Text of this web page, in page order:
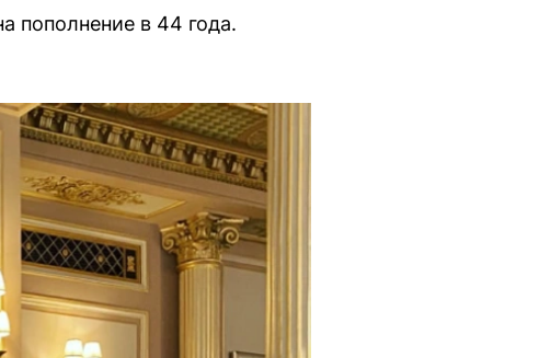
пополнение в 44 года.